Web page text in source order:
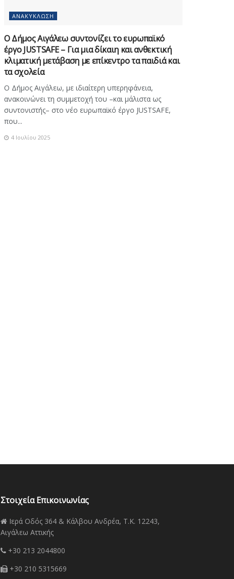
ΑΝΑΚΎΚΛΩΣΗ
Ο Δήμος Αιγάλεω συντονίζει το ευρωπαϊκό
έργο JUSTSAFE – Για μια δίκαιη και ανθεκτική
κλιματική μετάβαση με επίκεντρο τα παιδιά και
τα σχολεία
Ο Δήμος Αιγάλεω, με ιδιαίτερη υπερηφάνεια,
ανακοινώνει τη συμμετοχή του –και μάλιστα ως
συντονιστής– στο νέο ευρωπαϊκό έργο JUSTSAFE,
που...
4 Ιουλίου 2025
Στοιχεία Επικοινωνίας
Ιερά Οδός 364 & Κάλβου Ανδρέα, Τ.Κ. 12243,
Αιγάλεω Αττικής
+30 213 2044800
+30 210 5315669